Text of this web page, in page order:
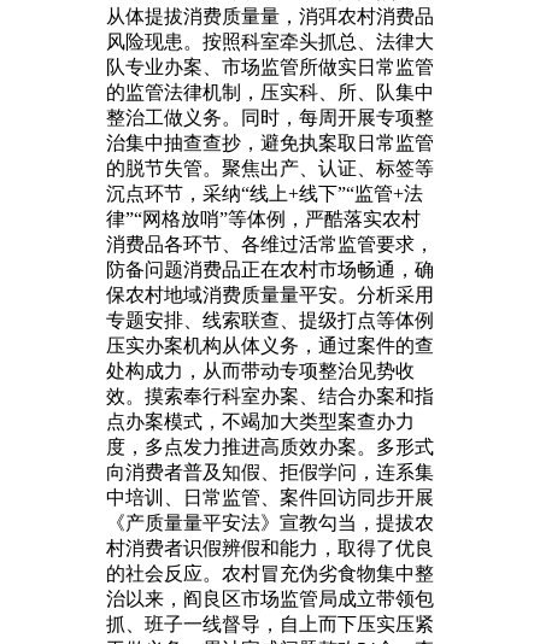
从体提拔消费质量量，消弭农村消费品
风险现患。按照科室牵头抓总、法律大
队专业办案、市场监管所做实日常监管
的监管法律机制，压实科、所、队集中
整治工做义务。同时，每周开展专项整
治集中抽查查抄，避免执案取日常监管
的脱节失管。聚焦出产、认证、标签等
沉点环节，采纳“线上+线下”“监管+法
律”“网格放哨”等体例，严酷落实农村
消费品各环节、各维过活常监管要求，
防备问题消费品正在农村市场畅通，确
保农村地域消费质量量平安。分析采用
专题安排、线索联查、提级打点等体例
压实办案机构从体义务，通过案件的查
处构成力，从而带动专项整治见势收
效。摸索奉行科室办案、结合办案和指
点办案模式，不竭加大类型案查办力
度，多点发力推进高质效办案。多形式
向消费者普及知假、拒假学问，连系集
中培训、日常监管、案件回访同步开展
《产质量量平安法》宣教勾当，提拔农
村消费者识假辨假和能力，取得了优良
的社会反应。农村冒充伪劣食物集中整
治以来，阎良区市场监管局成立带领包
抓、班子一线督导，自上而下压实压紧